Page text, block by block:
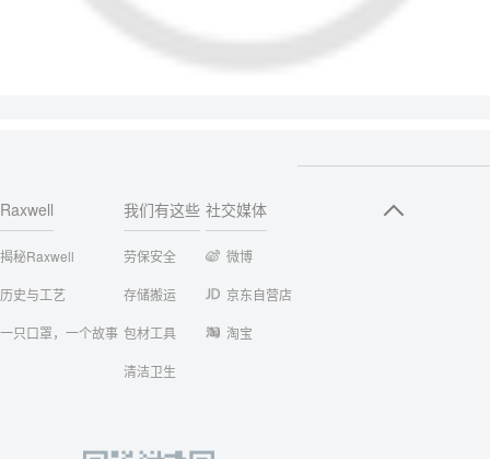
Raxwell
揭秘Raxwell
历史与工艺
一只口罩，一个故事
我们有这些
劳保安全
存储搬运
包材工具
清洁卫生
社交媒体
微博
京东自营店
淘宝